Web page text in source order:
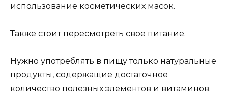
использование косметических масок.
Также стоит пересмотреть свое питание.
Нужно употреблять в пищу только натуральные
продукты, содержащие достаточное
количество полезных элементов и витаминов.